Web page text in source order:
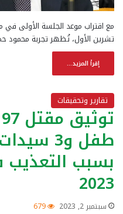
تشرين الأول، تُظهر تجربة محمود
إقرأ المزيد...
تقارير وتحقيقات
بسبب
2023
سبتمبر 2, 2023 679